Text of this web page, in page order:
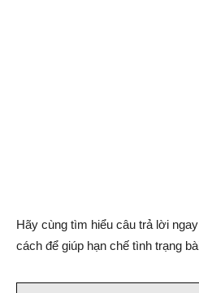
Hãy cùng tìm hiểu câu trả lời
cách để giúp hạn chế tình trạng